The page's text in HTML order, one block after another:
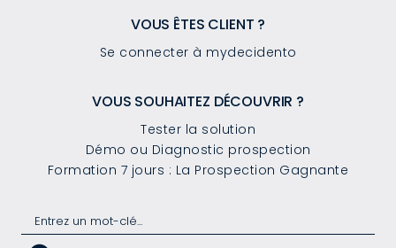
VOUS ÊTES CLIENT ?
Se connecter à mydecidento
VOUS SOUHAITEZ DÉCOUVRIR ?
Tester la solution
Démo ou Diagnostic prospection
Formation 7 jours : La Prospection Gagnante